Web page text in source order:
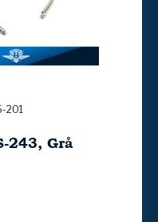
201
243, Grå